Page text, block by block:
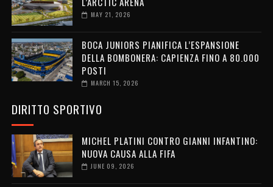
MAY 21, 2026
BOCA JUNIORS PIANIFICA L’ESPANSIONE
DELLA BOMBONERA: CAPIENZA FINO A 80.000
POSTI
MARCH 15, 2026
DIRITTO SPORTIVO
MICHEL PLATINI CONTRO GIANNI INFANTINO:
NUOVA CAUSA ALLA FIFA
JUNE 09, 2026